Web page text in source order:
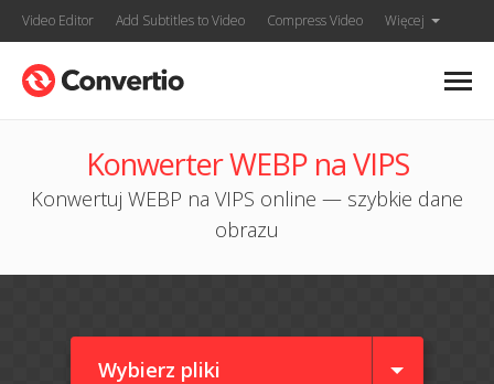
Video Editor Add Subtitles to Video Compress Video Więcej
Konwerter WEBP na VIPS
Konwertuj WEBP na VIPS online — szybkie dane
obrazu
Wybierz pliki